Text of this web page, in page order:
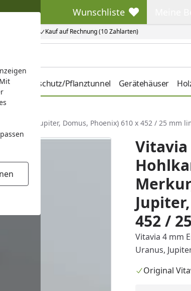
Kauf auf Rechnung (10 Zahlarten)
Wunschliste
Wunschliste
Pflanzenschutz/Pflanztunnel Gerätehäuser
Uranus, Jupiter, Domus, Phoenix) 610 x 452 / 25 mm
Vitavia
452 /
Vitavia 4 mm
Uranus,
Original